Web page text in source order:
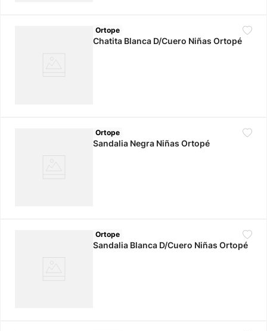
Ortope
Chatita Blanca D/Cuero Niñas Ortopé
Ortope
Sandalia Negra Niñas Ortopé
Ortope
Sandalia Blanca D/Cuero Niñas Ortopé